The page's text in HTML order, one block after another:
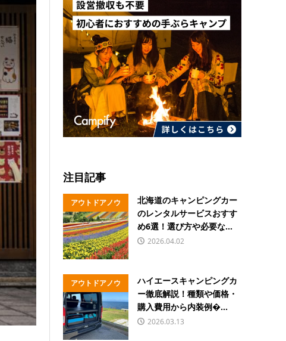
注目記事
アウトドアノウ
ハウ
北海道のキャンピングカー
のレンタルサービスおすす
め6選！選び方や必要な...
2026.04.02
アウトドアノウ
ハウ
ハイエースキャンピングカ
ー徹底解説！種類や価格・
購入費用から内装例�...
2026.03.13